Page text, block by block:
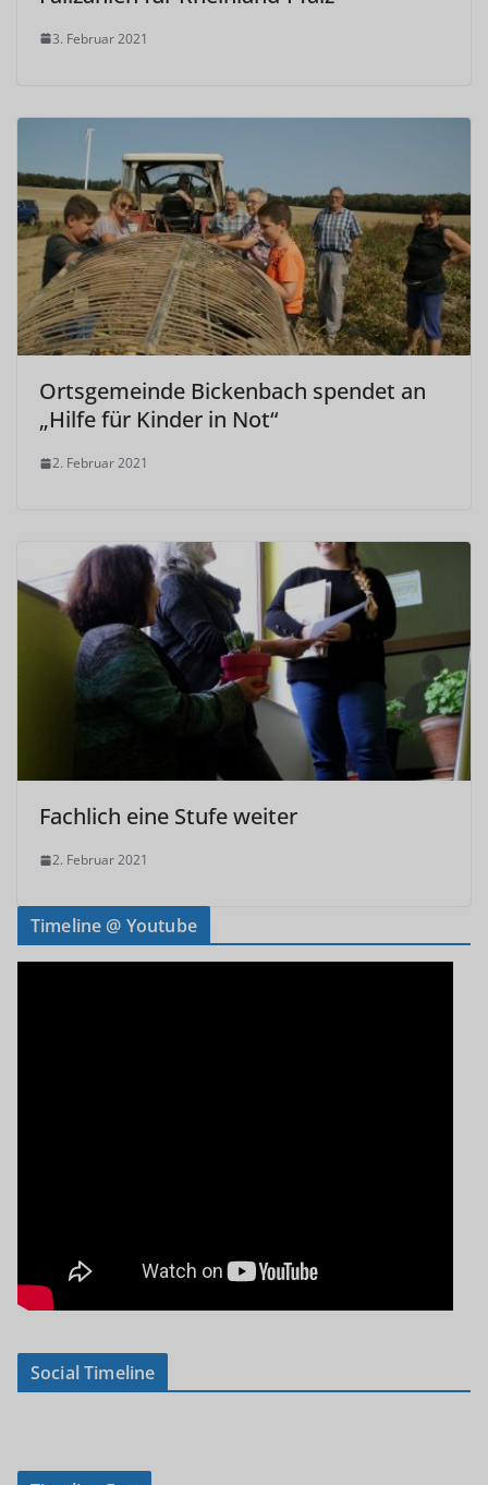
3. Februar 2021
Ortsgemeinde Bickenbach spendet an
„Hilfe für Kinder in Not“
2. Februar 2021
Fachlich eine Stufe weiter
2. Februar 2021
Timeline @ Youtube
Social Timeline